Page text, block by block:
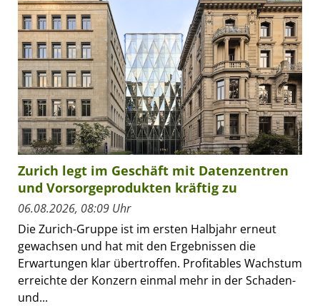
Zurich legt im Geschäft mit Datenzentren
und Vorsorgeprodukten kräftig zu
06.08.2026, 08:09 Uhr
Die Zurich-Gruppe ist im ersten Halbjahr erneut
gewachsen und hat mit den Ergebnissen die
Erwartungen klar übertroffen. Profitables Wachstum
erreichte der Konzern einmal mehr in der Schaden-
und...